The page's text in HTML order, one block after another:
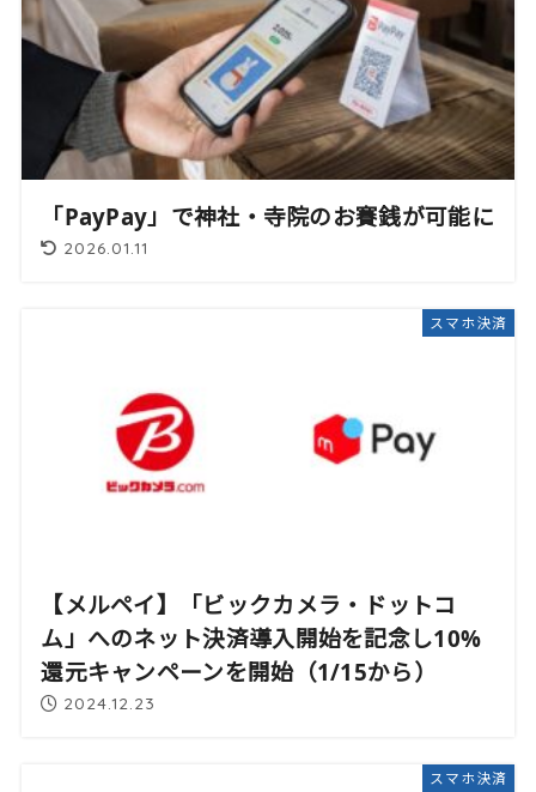
「PayPay」で神社・寺院のお賽銭が可能に
2026.01.11
スマホ決済
【メルペイ】「ビックカメラ・ドットコ
ム」へのネット決済導入開始を記念し10%
還元キャンペーンを開始（1/15から）
2024.12.23
スマホ決済